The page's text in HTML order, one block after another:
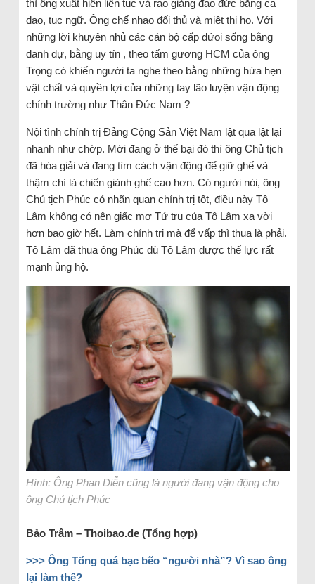
thì ông xuất hiện liên tục và rao giảng đạo đức bằng ca
dao, tục ngữ. Ông chế nhạo đối thủ và miệt thị họ. Với
những lời khuyên nhủ các cán bộ cấp dứoi sống bằng
danh dự, bằng uy tín , theo tấm gương HCM của ông
Trọng có khiến người ta nghe theo bằng những hứa hẹn
vật chất và quyền lợi của những tay lão luyện vận động
chính trường như Thân Đức Nam ?
Nội tình chính trị Đảng Cộng Sản Việt Nam lật qua lật lại
nhanh như chớp. Mới đang ở thế bại đó thì ông Chủ tịch
đã hóa giải và đang tìm cách vận động để giữ ghế và
thậm chí là chiến giành ghế cao hơn. Có người nói, ông
Chủ tịch Phúc có nhãn quan chính trị tốt, điều này Tô
Lâm không có nên giấc mơ Tứ trụ của Tô Lâm xa vời
hơn bao giờ hết. Làm chính trị mà để vấp thì thua là phải.
Tô Lâm đã thua ông Phúc dù Tô Lâm được thế lực rất
mạnh ủng hộ.
Hình: Ông Phan Diễn cũng là người đang vận động cho
ông Chủ tịch Phúc
Bảo Trâm – Thoibao.de (Tổng hợp)
>>> Ông Tổng quá bạc bẽo “người nhà”? Vì sao ông
lại làm thế?